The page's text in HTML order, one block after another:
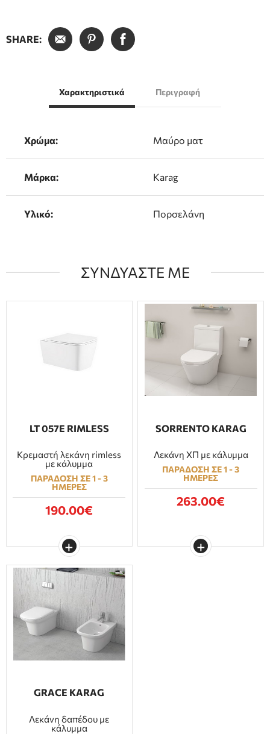
SHARE:
Χαρακτηριστικά
Χρώμα: Μαύρο ματ
Μάρκα: Karag
Υλικό: Πορσελάνη
Περιγραφή
ΣΥΝΔΥΑΣΤΕ ΜΕ
LT 057E RIMLESS
Κρεμαστή λεκάνη rimless
με κάλυμμα
ΠΑΡΑΔΟΣΗ ΣΕ 1 - 3
ΗΜΕΡΕΣ
190.00€
SORRENTO KARAG
Λεκάνη ΧΠ με κάλυμμα
ΠΑΡΑΔΟΣΗ ΣΕ 1 - 3
ΗΜΕΡΕΣ
263.00€
GRACE KARAG
Λεκάνη δαπέδου με
κάλυμμα